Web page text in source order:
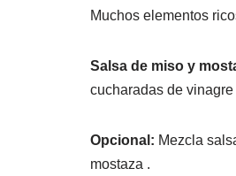
Muchos elementos
Salsa de miso y
cucharadas de
Opcional: Mezcla
mostaza .